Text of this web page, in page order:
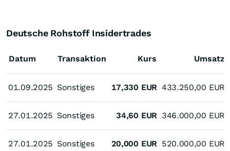
Deutsche Rohstoff Insidertrades
Datum
01.09.2025
27.01.2025
27.01.2025
Transaktion Kurs Umsatz
01.09.2025 Sonstiges 17,330 EUR 433.250,00 EUR
27.01.2025 Sonstiges 34,60 EUR 346.000,00 EUR
27.01.2025 Sonstiges 20,000 EUR 520.000,00 EUR